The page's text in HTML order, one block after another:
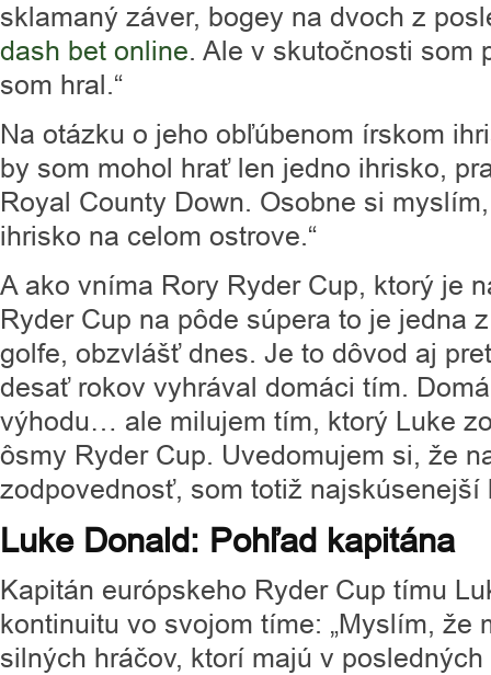
sklamaný záver, bogey na dvoch z
dash bet online. Ale v skutočnosti som
som hral.“
Na otázku o jeho obľúbenom írskom
by som mohol hrať len jedno ihrisko,
Royal County Down. Osobne si
ihrisko na celom ostrove.“
A ako vníma Rory Ryder Cup, ktorý je
Ryder Cup na pôde súpera to je jedna
golfe, obzvlášť dnes. Je to dôvod aj
desať rokov vyhrával domáci tím.
výhodu… ale milujem tím, ktorý Luke
ôsmy Ryder Cup. Uvedomujem si, že
zodpovednosť, som totiž najskúsenejší
Luke Donald: Pohľad kapitána
Kapitán európskeho Ryder Cup tímu
kontinuitu vo svojom tíme: „Myslím, že
silných hráčov, ktorí majú v